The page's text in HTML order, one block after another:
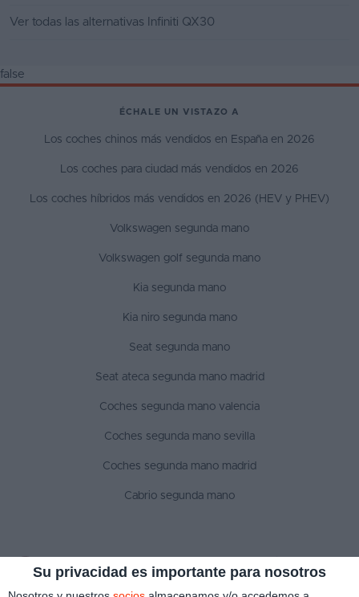
Su privacidad es importante para nosotros
Ver todas las alternativas Infiniti QX30
false
ÉCHALE UN VISTAZO A
Los coches chinos más vendidos en España en 2026
Los coches para ciudad más vendidos en 2026
Los coches híbridos más vendidos en 2026 (HEV y PHEV)
Volkswagen segunda mano
Volkswagen golf segunda mano
Kia segunda mano
Kia niro segunda mano
Seat segunda mano
Seat ateca segunda mano madrid
Coches segunda mano valencia
Coches segunda mano sevilla
Coches segunda mano madrid
Cabrio segunda mano
SÍGUENOS